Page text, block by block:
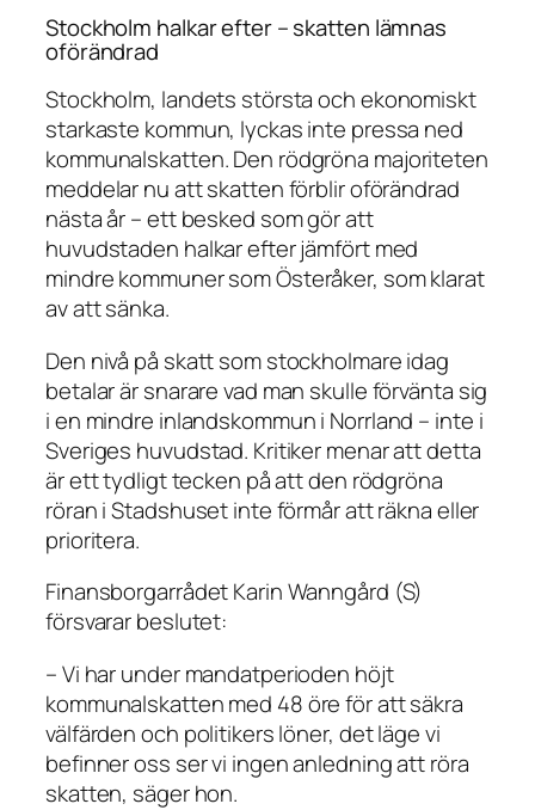
Stockholm halkar efter – skatten lämnas
oförändrad
Stockholm, landets största och ekonomiskt
starkaste kommun, lyckas inte pressa ned
kommunalskatten. Den rödgröna majoriteten
meddelar nu att skatten förblir oförändrad
nästa år – ett besked som gör att
huvudstaden halkar efter jämfört med
mindre kommuner som Österåker, som klarat
av att sänka.
Den nivå på skatt som stockholmare idag
betalar är snarare vad man skulle förvänta sig
i en mindre inlandskommun i Norrland – inte i
Sveriges huvudstad. Kritiker menar att detta
är ett tydligt tecken på att den rödgröna
röran i Stadshuset inte förmår att räkna eller
prioritera.
Finansborgarrådet Karin Wanngård (S)
försvarar beslutet:
– Vi har under mandatperioden höjt
kommunalskatten med 48 öre för att säkra
välfärden och politikers löner, det läge vi
befinner oss ser vi ingen anledning att röra
skatten, säger hon.